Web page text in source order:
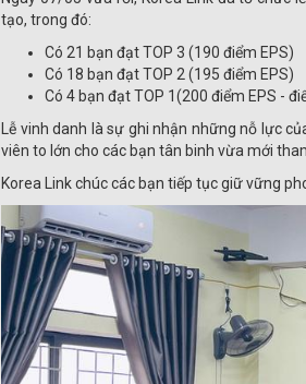
tạo, trong đó:
Có 21 bạn đạt TOP 3 (190 điểm EPS)
Có 18 bạn đạt TOP 2 (195 điểm EPS)
Có 4 bạn đạt TOP 1(200 điểm EPS -
Lễ vinh danh là sự ghi nhận những nỗ lực
viên to lớn cho các bạn tân binh vừa mới
Korea Link chúc các bạn tiếp tục giữ vững